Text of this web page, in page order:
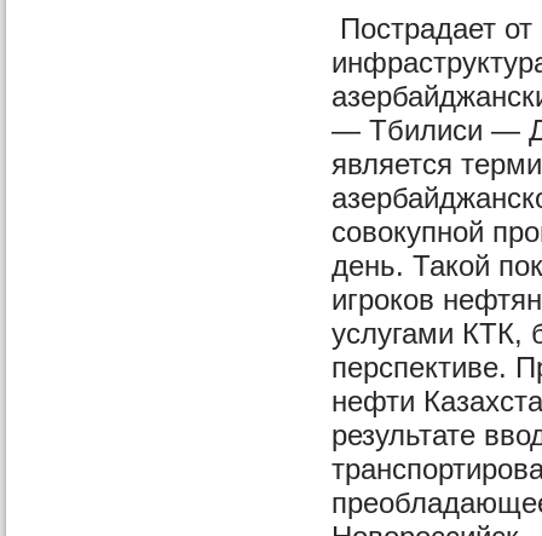
Пострадает
— Тбилиси —
является
совокупной
день. Такой
игроков
услугами КТК,
перспективе.
нефти
результате